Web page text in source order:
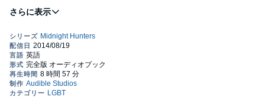
After escaping the Vampire dungeons beneath the blood club
sanctuary, setting Sylvan and her allies on a collision course with
Francesca, Viceregal of the Eastern Vampire seethe. In the midst
of war, Torren finds her heart at risk from a young dominant
Were, while Francesca's Vampire enforcer Michel draws one of
Sylvan's trusted guards into a web of seduction and danger.
Hunted by human extremists, targeted by the Shadow Lords who
fear her growing power, and beset by enemies masquerading as
friends, Sylvan leads the Timberwolf Pack to war on two fronts as